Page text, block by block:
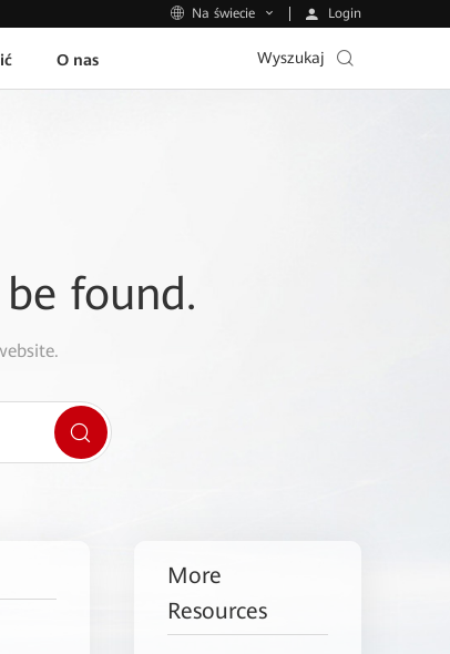
Na świecie Login
O nas Wyszukaj
found.
More
Resources